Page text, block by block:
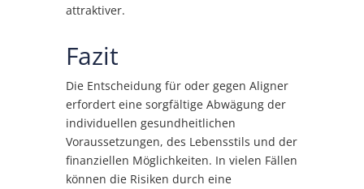
attraktiver.
Fazit
Die Entscheidung für oder gegen Aligner
erfordert eine sorgfältige Abwägung der
individuellen gesundheitlichen
Voraussetzungen, des Lebensstils und der
finanziellen Möglichkeiten. In vielen Fällen
können die Risiken durch eine